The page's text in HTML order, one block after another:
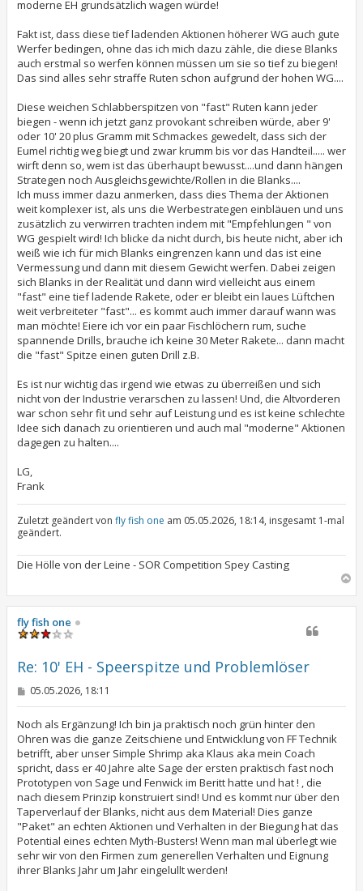
moderne EH grundsätzlich wagen würde!
Fakt ist, dass diese tief ladenden Aktionen höherer WG auch gute
Werfer bedingen, ohne das ich mich dazu zähle, die diese Blanks
auch erstmal so werfen können müssen um sie so tief zu biegen!
Das sind alles sehr straffe Ruten schon aufgrund der hohen WG....
Diese weichen Schlabberspitzen von "fast" Ruten kann jeder
biegen - wenn ich jetzt ganz provokant schreiben würde, aber 9'
oder 10' 20 plus Gramm mit Schmackes gewedelt, dass sich der
Eumel richtig weg biegt und zwar krumm bis vor das Handteil..... wer
wirft denn so, wem ist das überhaupt bewusst....und dann hängen
Strategen noch Ausgleichsgewichte/Rollen in die Blanks....
Ich muss immer dazu anmerken, dass dies Thema der Aktionen
weit komplexer ist, als uns die Werbestrategen einbläuen und uns
zusätzlich zu verwirren trachten indem mit "Empfehlungen " von
WG gespielt wird! Ich blicke da nicht durch, bis heute nicht, aber ich
weiß wie ich für mich Blanks eingrenzen kann und das ist eine
Vermessung und dann mit diesem Gewicht werfen. Dabei zeigen
sich Blanks in der Realität und dann wird vielleicht aus einem
"fast" eine tief ladende Rakete, oder er bleibt ein laues Lüftchen
weit verbreiteter "fast"... es kommt auch immer darauf wann was
man möchte! Eiere ich vor ein paar Fischlöchern rum, suche
spannende Drills, brauche ich keine 30 Meter Rakete... dann macht
die "fast" Spitze einen guten Drill z.B.
Es ist nur wichtig das irgend wie etwas zu überreißen und sich
nicht von der Industrie verarschen zu lassen! Und, die Altvorderen
war schon sehr fit und sehr auf Leistung und es ist keine schlechte
Idee sich danach zu orientieren und auch mal "moderne" Aktionen
dagegen zu halten....
LG,
Frank
Zuletzt geändert von fly fish one am 05.05.2026, 18:14, insgesamt 1-mal
geändert.
Die Hölle von der Leine - SOR Competition Spey Casting
c
fly fish one
Re: 10' EH - Speerspitze und Problemlöser
B
t
r
a
g
05.05.2026, 18:11
Noch als Ergänzung! Ich bin ja praktisch noch grün hinter den
Ohren was die ganze Zeitschiene und Entwicklung von FF Technik
betrifft, aber unser Simple Shrimp aka Klaus aka mein Coach
spricht, dass er 40 Jahre alte Sage der ersten praktisch fast noch
Prototypen von Sage und Fenwick im Beritt hatte und hat ! , die
nach diesem Prinzip konstruiert sind! Und es kommt nur über den
Taperverlauf der Blanks, nicht aus dem Material! Dies ganze
"Paket" an echten Aktionen und Verhalten in der Biegung hat das
Potential eines echten Myth-Busters! Wenn man mal überlegt wie
sehr wir von den Firmen zum generellen Verhalten und Eignung
ihrer Blanks Jahr um Jahr eingelullt werden!